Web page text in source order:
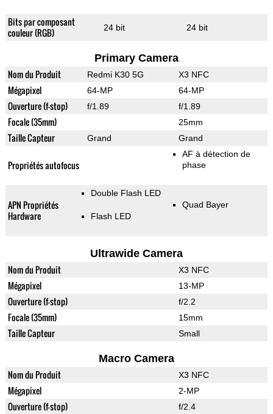
Bits par composant
couleur (RGB)
24 bit 24 bit
Primary Camera
Nom du Produit Redmi K30 5G X3 NFC
Mégapixel 64-MP 64-MP
Ouverture (f-stop) f/1.89 f/1.89
Focale (35mm) 25mm
Taille Capteur Grand Grand
Propriétés autofocus
AF à détection de
phase
APN Propriétés
Hardware
Double Flash LED
Flash LED
Quad Bayer
Ultrawide Camera
Nom du Produit X3 NFC
Mégapixel 13-MP
Ouverture (f-stop) f/2.2
Focale (35mm) 15mm
Taille Capteur Small
Macro Camera
Nom du Produit X3 NFC
Mégapixel 2-MP
Ouverture (f-stop) f/2.4